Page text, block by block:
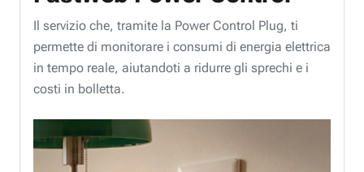
Il servizio che, tramite la Power Control Plug, ti
permette di monitorare i consumi di energia elettrica
in tempo reale, aiutandoti a ridurre gli sprechi e i
costi in bolletta.